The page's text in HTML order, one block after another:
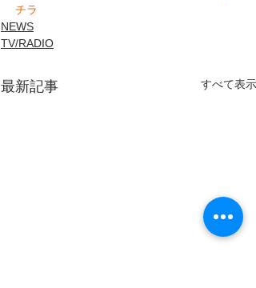
チラ
NEWS
TV/RADIO
最新記事 すべて表示